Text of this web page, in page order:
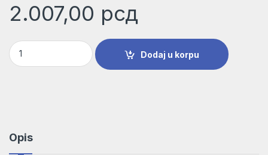
2.007,00 рсд
Burgija za metal HSS-G, DIN 338 | 2608595077 količina
Dodaj u korpu
Opis